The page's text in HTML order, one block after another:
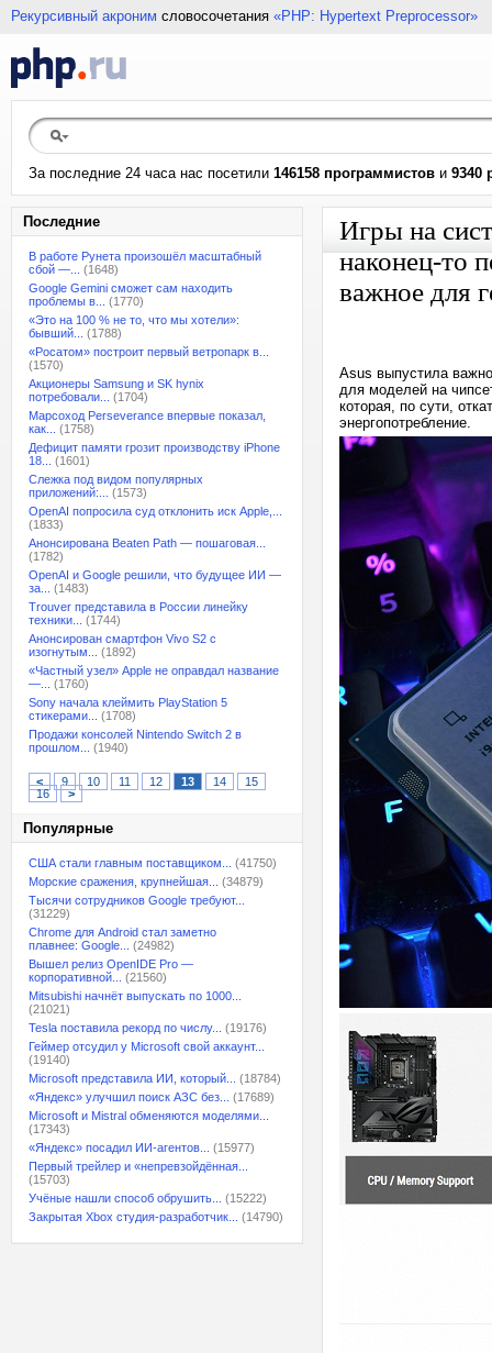
Рекурсивный акроним словосочетания «PHP: Hypertext Preprocessor»
За последние 24 часа нас посетили 146158 программистов и 9340
Последние
В работе Рунета произошёл масштабный
сбой —...
(1648)
Google Gemini сможет сам находить
проблемы в...
(1770)
«Это на 100 % не то, что мы хотели»:
бывший...
(1788)
«Росатом» построит первый ветропарк в...
(1570)
Акционеры Samsung и SK hynix
потребовали...
(1704)
Марсоход Perseverance впервые показал,
как...
(1758)
Дефицит памяти грозит производству iPhone
18...
(1601)
Слежка под видом популярных
приложений:...
(1573)
OpenAI попросила суд отклонить иск Apple,...
(1833)
Анонсирована Beaten Path — пошаговая...
(1782)
OpenAI и Google решили, что будущее ИИ —
за...
(1483)
Trouver представила в России линейку
техники...
(1744)
Анонсирован смартфон Vivo S2 с
изогнутым...
(1892)
«Частный узел» Apple не оправдал название
—...
(1760)
Sony начала клеймить PlayStation 5
стикерами...
(1708)
Продажи консолей Nintendo Switch 2 в
прошлом...
(1940)
< 9 10 11 12 13 14
15
16
>
Популярные
США стали главным поставщиком...
(41750)
Морские сражения, крупнейшая...
(34879)
Тысячи сотрудников Google требуют...
(31229)
Chrome для Android стал заметно
плавнее: Google...
(24982)
Вышел релиз OpenIDE Pro —
корпоративной...
(21560)
Mitsubishi начнёт выпускать по 1000...
(21021)
Tesla поставила рекорд по числу...
(19176)
Геймер отсудил у Microsoft свой аккаунт...
(19140)
Microsoft представила ИИ, который...
(18784)
«Яндекс» улучшил поиск АЗС без...
(17689)
Microsoft и Mistral обменяются моделями...
(17343)
«Яндекс» посадил ИИ-агентов...
(15977)
Первый трейлер и «непревзойдённая...
(15703)
Учёные нашли способ обрушить...
(15222)
Закрытая Xbox студия-разработчик...
(14790)
Игры на
наконец-то
важное для
Asus выпустила
для моделей на
которая, по сути,
энергопотребление.